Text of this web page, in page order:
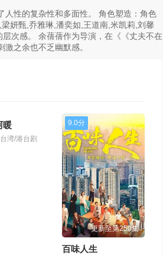
人性的复杂性和多面性。 角色塑造：角色
妍甄,乔雅琳,潘奕如,王道南,米凯莉,刘馨
次感。 余蒨蒨作为导演，在《《丈夫不在
之余也不乏幽默感。
9.0分
更新至第250集
百味人生